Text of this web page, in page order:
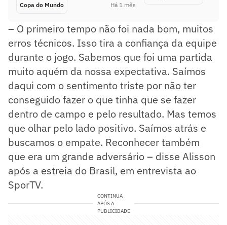
Copa do Mundo Há 1 mês
– O primeiro tempo não foi nada bom, muitos
erros técnicos. Isso tira a confiança da equipe
durante o jogo. Sabemos que foi uma partida
muito aquém da nossa expectativa. Saímos
daqui com o sentimento triste por não ter
conseguido fazer o que tinha que se fazer
dentro de campo e pelo resultado. Mas temos
que olhar pelo lado positivo. Saímos atrás e
buscamos o empate. Reconhecer também
que era um grande adversário – disse Alisson
após a estreia do Brasil, em entrevista ao
SporTV.
CONTINUA
APÓS A
PUBLICIDADE